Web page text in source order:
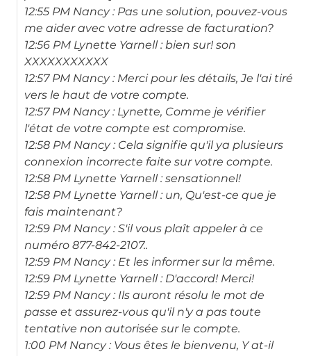
12:55 PM Nancy : Pas une solution, pouvez-vous
me aider avec votre adresse de facturation?
12:56 PM Lynette Yarnell : bien sur! son
XXXXXXXXXXX
12:57 PM Nancy : Merci pour les détails, Je l'ai tiré
vers le haut de votre compte.
12:57 PM Nancy : Lynette, Comme je vérifier
l'état de votre compte est compromise.
12:58 PM Nancy : Cela signifie qu'il ya plusieurs
connexion incorrecte faite sur votre compte.
12:58 PM Lynette Yarnell : sensationnel!
12:58 PM Lynette Yarnell : un, Qu'est-ce que je
fais maintenant?
12:59 PM Nancy : S'il vous plaît appeler à ce
numéro 877-842-2107..
12:59 PM Nancy : Et les informer sur la même.
12:59 PM Lynette Yarnell : D'accord! Merci!
12:59 PM Nancy : Ils auront résolu le mot de
passe et assurez-vous qu'il n'y a pas toute
tentative non autorisée sur le compte.
1:00 PM Nancy : Vous êtes le bienvenu, Y at-il